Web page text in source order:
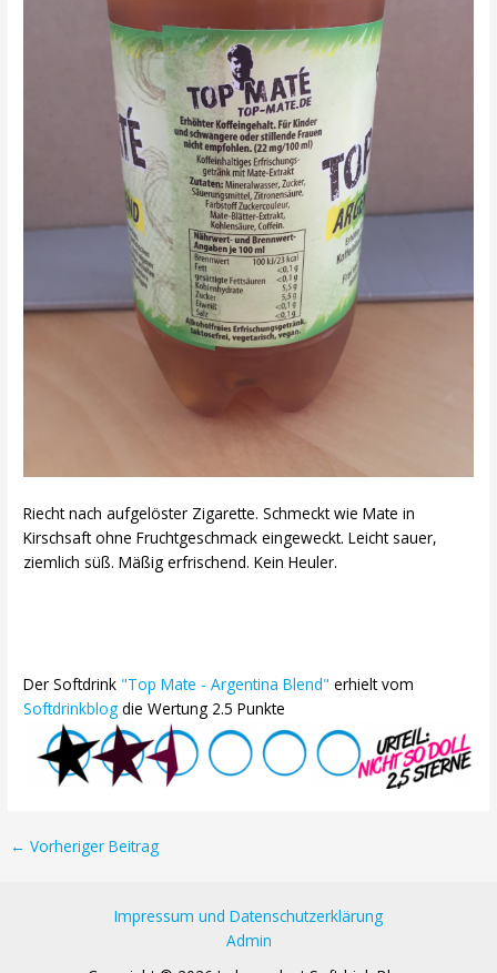
Riecht nach aufgelöster Zigarette. Schmeckt wie Mate in
Kirschsaft ohne Fruchtgeschmack eingeweckt. Leicht sauer,
ziemlich süß. Mäßig erfrischend. Kein Heuler.
Der Softdrink "Top Mate - Argentina Blend" erhielt vom
Softdrinkblog die Wertung 2.5 Punkte
Post
← Vorheriger Beitrag
Impressum und Datenschutzerklärung
Admin